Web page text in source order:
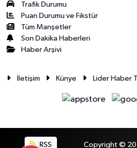
Trafik Durumu
Puan Durumu ve Fikstür
Tüm Manşetler
Son Dakika Haberleri
Haber Arşivi
İletişim Künye Lider Haber
RSS Copyright ©